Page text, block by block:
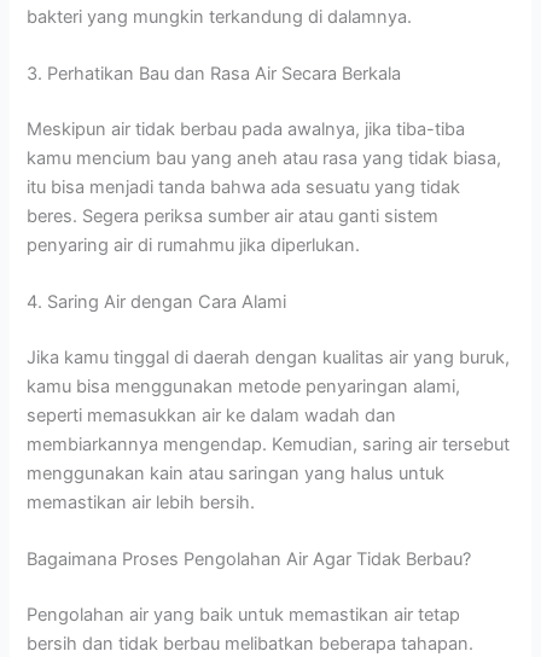
bakteri yang mungkin terkandung di dalamnya.
3. Perhatikan Bau dan Rasa Air Secara Berkala
Meskipun air tidak berbau pada awalnya, jika tiba-tiba
kamu mencium bau yang aneh atau rasa yang tidak biasa,
itu bisa menjadi tanda bahwa ada sesuatu yang tidak
beres. Segera periksa sumber air atau ganti sistem
penyaring air di rumahmu jika diperlukan.
4. Saring Air dengan Cara Alami
Jika kamu tinggal di daerah dengan kualitas air yang buruk,
kamu bisa menggunakan metode penyaringan alami,
seperti memasukkan air ke dalam wadah dan
membiarkannya mengendap. Kemudian, saring air tersebut
menggunakan kain atau saringan yang halus untuk
memastikan air lebih bersih.
Bagaimana Proses Pengolahan Air Agar Tidak Berbau?
Pengolahan air yang baik untuk memastikan air tetap
bersih dan tidak berbau melibatkan beberapa tahapan.